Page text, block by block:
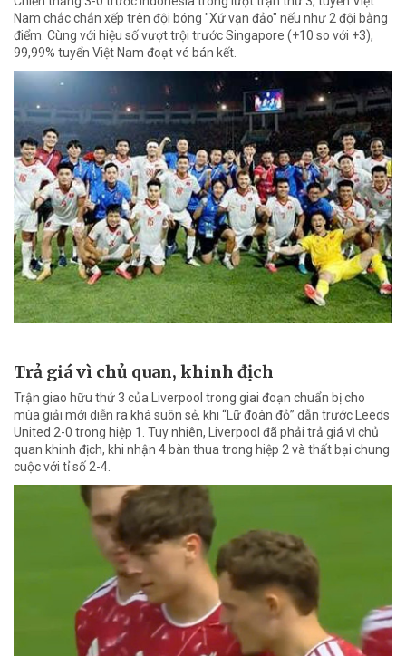
Nam chắc chắn xếp trên đội bóng "Xứ vạn đảo" nếu như 2 đội bằng
điểm. Cùng với hiệu số vượt trội trước Singapore (+10 so với +3),
99,99% tuyển Việt Nam đoạt vé bán kết.
Trả giá vì chủ quan, khinh địch
Trận giao hữu thứ 3 của Liverpool trong giai đoạn chuẩn bị cho
mùa giải mới diễn ra khá suôn sẻ, khi “Lữ đoàn đỏ” dẫn trước Leeds
United 2-0 trong hiệp 1. Tuy nhiên, Liverpool đã phải trả giá vì chủ
quan khinh địch, khi nhận 4 bàn thua trong hiệp 2 và thất bại chung
cuộc với tỉ số 2-4.